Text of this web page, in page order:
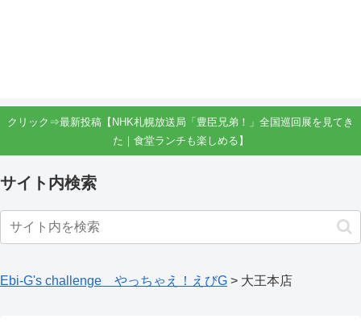
クリック⇒最新投稿【NHK札幌放送局「豊臣兄弟！」全国巡回展を見てき
た｜食堂ランチも楽しめる】
サイト内検索
Ebi-G's challenge やっちゃえ！えびG > 大王本店